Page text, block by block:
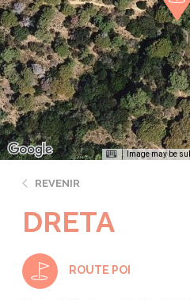
Image may be
REVENIR
DRETA
ROUTE POI